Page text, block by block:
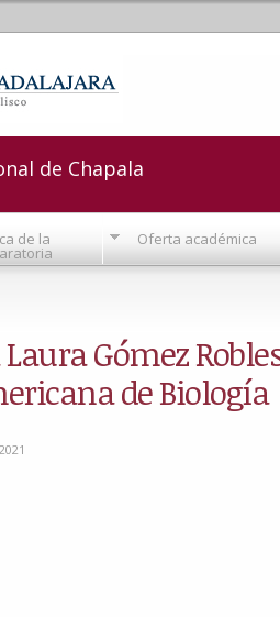
de Chapala
de la Oferta académica
Gómez
de Biología